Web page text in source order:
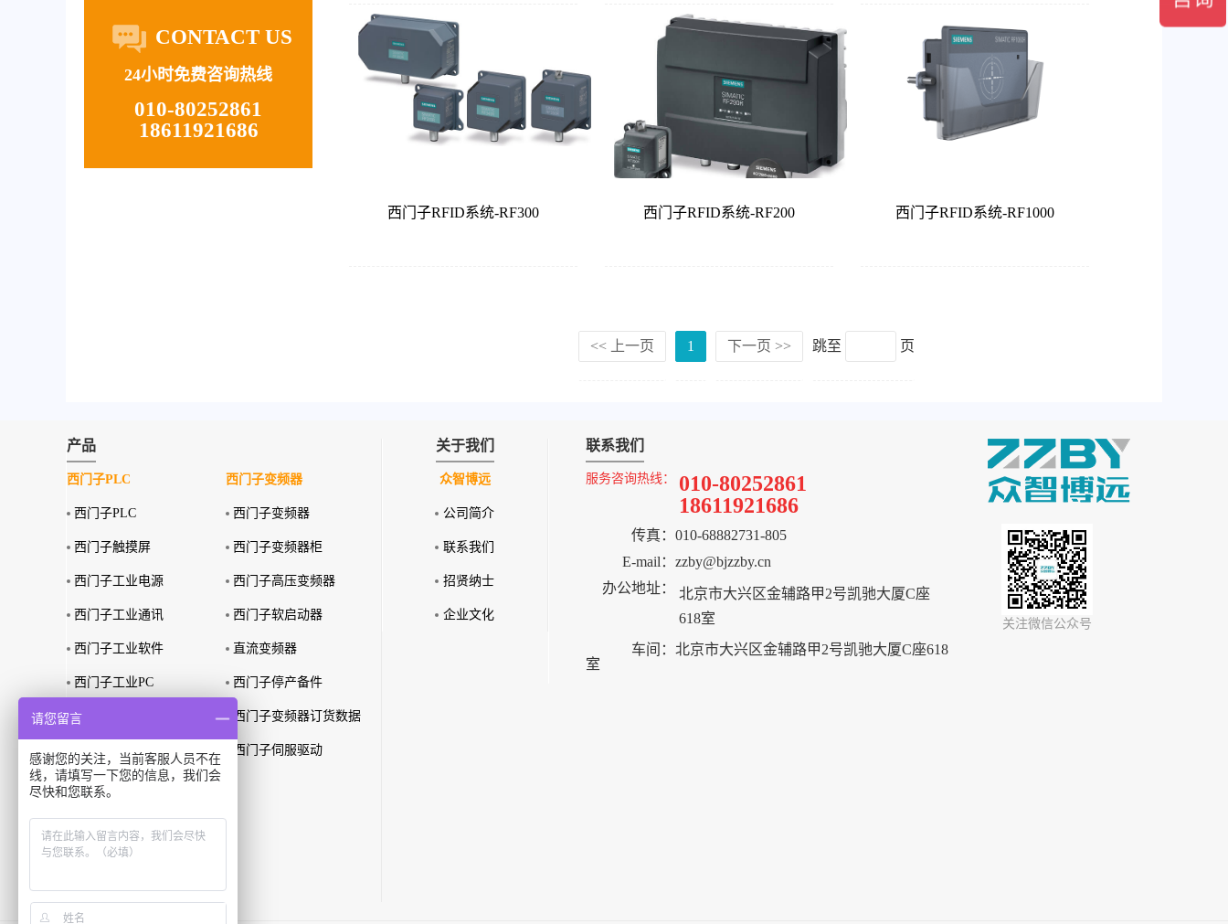
CONTACT US
24小时免费咨询热线
010-80252861
18611921686
西门子RFID系统-RF300 西门子RFID系统-RF200 西门子RFID系统-RF1000
<< 上一页 1 下一页 >> 跳至 页
产品
西门子PLC
西门子PLC
西门子触摸屏
西门子工业电源
西门子工业通讯
西门子工业软件
西门子工业PC
西门子特殊环境产品
西门子故障安全产品
西门子PLC订货数据
西门子识别系统
西门子无线通讯
西门子变频器
西门子变频器
西门子变频器柜
西门子高压变频器
西门子软启动器
直流变频器
西门子停产备件
西门子变频器订货数据
西门子伺服驱动
关于我们
众智博远
公司简介
联系我们
招贤纳士
企业文化
联系我们
服务咨询热线：
010-80252861
18611921686
传真： 010-68882731-805
E-mail： zzby@bjzzby.cn
办公地址：
北京市大兴区金辅路甲2号凯驰大厦C座
618室
车间： 北京市大兴区金辅路甲2号凯驰大厦C座618
室
关注微信公众号
请您留言
感谢您的关注，当前客服人员不在
线，请填写一下您的信息，我们会
尽快和您联系。